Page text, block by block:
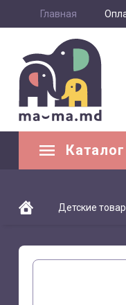
Главная
Детские